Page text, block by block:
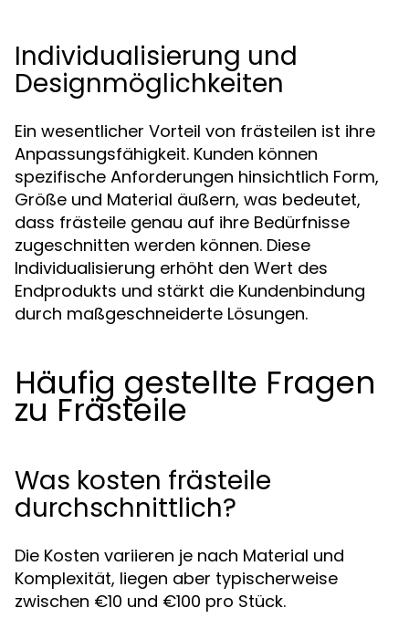
Individualisierung und
Designmöglichkeiten
Ein wesentlicher Vorteil von frästeilen ist ihre
Anpassungsfähigkeit. Kunden können
spezifische Anforderungen hinsichtlich Form,
Größe und Material äußern, was bedeutet,
dass frästeile genau auf ihre Bedürfnisse
zugeschnitten werden können. Diese
Individualisierung erhöht den Wert des
Endprodukts und stärkt die Kundenbindung
durch maßgeschneiderte Lösungen.
Häufig gestellte Fragen
zu Frästeile
Was kosten frästeile
durchschnittlich?
Die Kosten variieren je nach Material und
Komplexität, liegen aber typischerweise
zwischen €10 und €100 pro Stück.